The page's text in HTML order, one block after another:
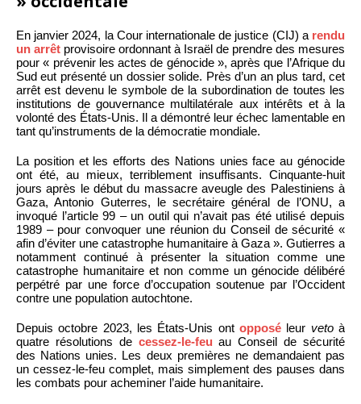
En janvier 2024, la Cour internationale de justice (CIJ) a rendu
un arrêt provisoire ordonnant à Israël de prendre des mesures
pour « prévenir les actes de génocide », après que l’Afrique du
Sud eut présenté un dossier solide. Près d’un an plus tard, cet
arrêt est devenu le symbole de la subordination de toutes les
institutions de gouvernance multilatérale aux intérêts et à la
volonté des États-Unis. Il a démontré leur échec lamentable en
tant qu’instruments de la démocratie mondiale.
La position et les efforts des Nations unies face au génocide
ont été, au mieux, terriblement insuffisants. Cinquante-huit
jours après le début du massacre aveugle des Palestiniens à
Gaza, Antonio Guterres, le secrétaire général de l’ONU, a
invoqué l’article 99 – un outil qui n’avait pas été utilisé depuis
1989 – pour convoquer une réunion du Conseil de sécurité «
afin d’éviter une catastrophe humanitaire à Gaza ». Gutierres a
notamment continué à présenter la situation comme une
catastrophe humanitaire et non comme un génocide délibéré
perpétré par une force d’occupation soutenue par l’Occident
contre une population autochtone.
Depuis octobre 2023, les États-Unis ont opposé leur vetoà
quatre résolutions de cessez-le-feu au Conseil de sécurité
des Nations unies. Les deux premières ne demandaient pas
un cessez-le-feu complet, mais simplement des pauses dans
les combats pour acheminer l’aide humanitaire.